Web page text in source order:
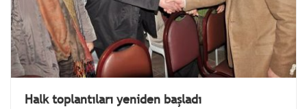
Halk toplantıları yeniden başladı